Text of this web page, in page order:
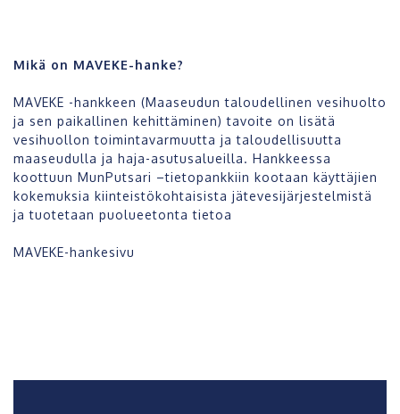
Mikä on MAVEKE-hanke?
MAVEKE -hankkeen (Maaseudun taloudellinen vesihuolto
ja sen paikallinen kehittäminen) tavoite on lisätä
vesihuollon toimintavarmuutta ja taloudellisuutta
maaseudulla ja haja-asutusalueilla. Hankkeessa
koottuun MunPutsari –tietopankkiin kootaan käyttäjien
kokemuksia kiinteistökohtaisista jätevesijärjestelmistä
ja tuotetaan puolueetonta tietoa
MAVEKE-hankesivu